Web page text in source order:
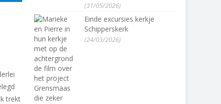
trekt
(31/05/2026)
Einde excursies kerkje
Schipperskerk
(24/03/2026)